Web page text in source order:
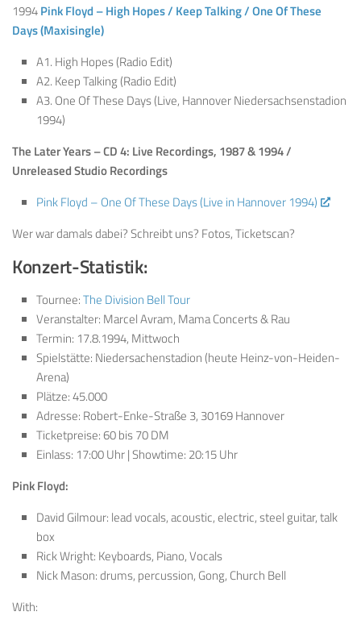
1994Pink Floyd – High Hopes / Keep Talking / One Of These
Days (Maxisingle)
A1. High Hopes (Radio Edit)
A2. Keep Talking (Radio Edit)
A3. One Of These Days (Live, Hannover Niedersachsenstadion
1994)
The Later Years – CD 4: Live Recordings, 1987 & 1994 /
Unreleased Studio Recordings
Pink Floyd – One Of These Days (Live in Hannover 1994)
Wer war damals dabei? Schreibt uns? Fotos, Ticketscan?
Konzert-Statistik:
Tournee:The Division Bell Tour
Veranstalter: Marcel Avram, Mama Concerts & Rau
Termin: 17.8.1994, Mittwoch
Spielstätte: Niedersachenstadion (heute Heinz-von-Heiden-
Arena)
Plätze: 45.000
Adresse: Robert-Enke-Straße 3, 30169 Hannover
Ticketpreise: 60 bis 70 DM
Einlass: 17:00 Uhr | Showtime: 20:15 Uhr
Pink Floyd:
David Gilmour: lead vocals, acoustic, electric, steel guitar, talk
box
Rick Wright: Keyboards, Piano, Vocals
Nick Mason: drums, percussion, Gong, Church Bell
With: